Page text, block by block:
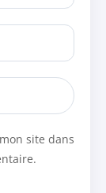
site dans